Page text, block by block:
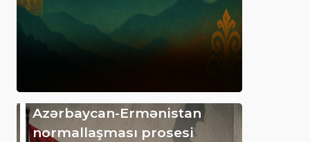
Azərbaycan-Ermənistan
normallaşması prosesi